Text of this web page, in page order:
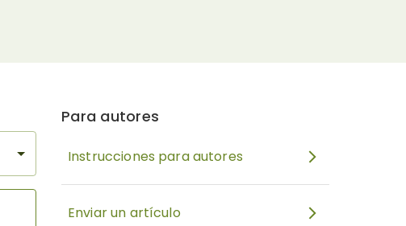
Para autores
Instrucciones para autores
Enviar un artículo